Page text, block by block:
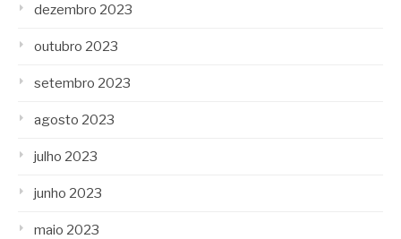
dezembro 2023
outubro 2023
setembro 2023
agosto 2023
julho 2023
junho 2023
maio 2023